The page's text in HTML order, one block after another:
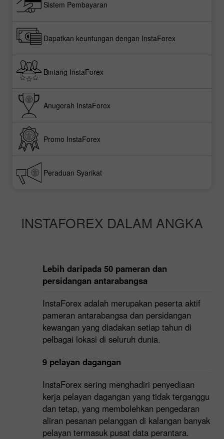
Sistem Pembayaran
Dapatkan keuntungan dengan InstaForex
Bintang InstaForex
Anugerah InstaForex
Promo InstaForex
Peraduan Syarikat
INSTAFOREX DALAM ANGKA
Lebih daripada 50 pameran dan
persidangan antarabangsa
InstaForex adalah merupakan peserta aktif
pameran antarabangsa dan persidangan
kewangan yang diadakan setiap tahun di
pelbagai lokasi di seluruh dunia.
9 pelayan dagangan
InstaForex sering menghadiri penyediaan
kerja pelayan dagangan yang tidak terganggu
dan tetap, yang membolehkan pengedaran
aliran pesanan pelanggan di kalangan banyak
pelayan termasuk pusat data perantara.